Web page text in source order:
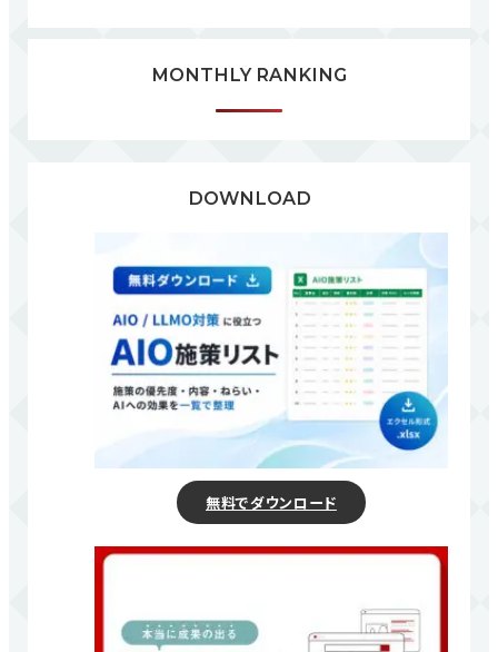
MONTHLY RANKING
DOWNLOAD
無料でダウンロード